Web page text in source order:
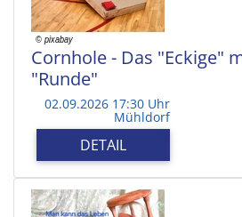
Cornhole - Das "Eckige"
"Runde"
02.09.2026 17:30 Uhr
Mühldorf
DETAIL